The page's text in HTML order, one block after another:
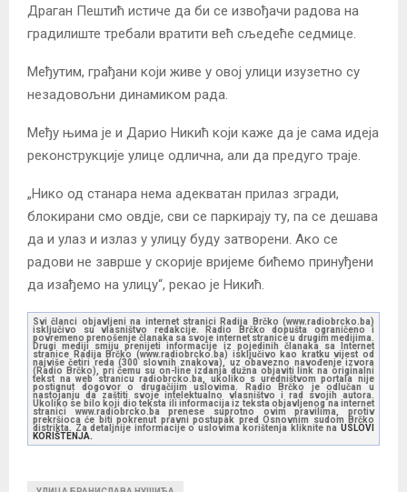
Драган Пештић истиче да би се извођачи радова на
градилиште требали вратити већ сљедеће седмице.
Међутим, грађани који живе у овој улици изузетно су
незадовољни динамиком рада.
Међу њима је и Дарио Никић који каже да је сама идеја
реконструкције улице одлична, али да предуго траје.
„Нико од станара нема адекватан прилаз згради,
блокирани смо овдје, сви се паркирају ту, па се дешава
да и улаз и излаз у улицу буду затворени. Ако се
радови не заврше у скорије вријеме бићемо принуђени
да изађемо на улицу“, рекао је Никић.
Svi članci objavljeni na internet stranici Radija Brčko (www.radiobrcko.ba)
isključivo su vlasništvo redakcije. Radio Brčko dopušta ograničeno i
povremeno prenošenje članaka sa svoje internet stranice u drugim medijima.
Drugi mediji smiju prenijeti informacije iz pojedinih članaka sa Internet
stranice Radija Brčko (www.radiobrcko.ba) isključivo kao kratku vijest od
najviše četiri reda (300 slovnih znakova), uz obavezno navođenje izvora
(Radio Brčko), pri čemu su on-line izdanja dužna objaviti link na originalni
tekst na web stranicu radiobrcko.ba, ukoliko s uredništvom portala nije
postignut dogovor o drugačijim uslovima. Radio Brčko je odlučan u
nastojanju da zaštiti svoje intelektualno vlasništvo i rad svojih autora.
Ukoliko se bilo koji dio teksta ili informacija iz teksta objavljenog na internet
stranici www.radiobrcko.ba prenese suprotno ovim pravilima, protiv
prekršioca će biti pokrenut pravni postupak pred Osnovnim sudom Brčko
distrikta. Za detaljnije informacije o uslovima korištenja kliknite na USLOVI
KORIŠTENJA.